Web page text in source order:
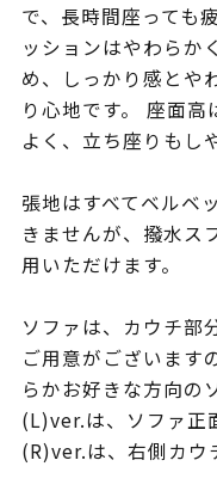
で、長時間座っても
ッションはやわらか
め、しっかり感とや
り心地です。 座面
よく、立ち座りもし
張地はすべてベルベ
きませんが、撥水ス
用いただけます。
ソファは、カウチ
ご用意がございます
らかお好きな方向の
(L)ver.は、ソファ正
(R)ver.は、右側カウ